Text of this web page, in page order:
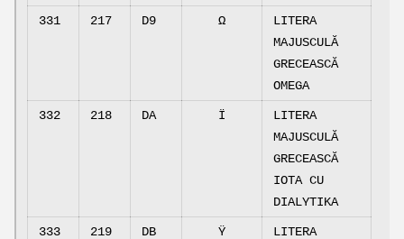
331 217 D9 Ω
LITERA
MAJUSCULĂ
GRECEASCĂ
OMEGA
332 218 DA Ϊ
LITERA
MAJUSCULĂ
GRECEASCĂ
IOTA CU
DIALYTIKA
333 219 DB Ϋ
LITERA